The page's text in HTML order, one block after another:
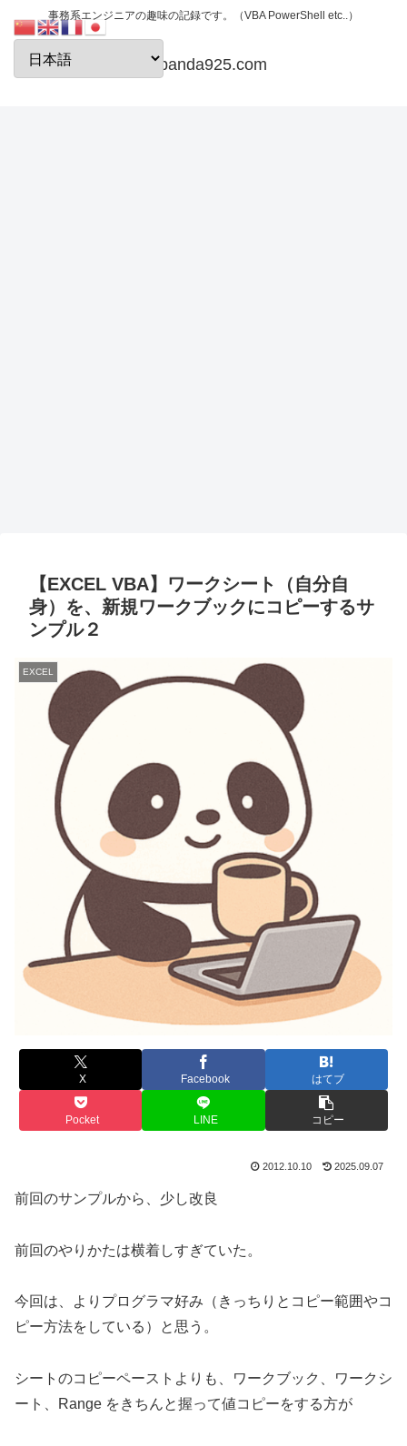
事務系エンジニアの趣味の記録です。（VBA PowerShell etc..）
papanda925.com
【EXCEL VBA】ワークシート（自分自
身）を、新規ワークブックにコピーするサ
ンプル２
EXCEL
X Facebook はてブ
Pocket LINE コピー
2012.10.10 2025.09.07
前回のサンプルから、少し改良
前回のやりかたは横着しすぎていた。
今回は、よりプログラマ好み（きっちりとコピー範囲やコ
ピー方法をしている）と思う。
シートのコピーペーストよりも、ワークブック、ワークシ
ート、Range をきちんと握って値コピーをする方が